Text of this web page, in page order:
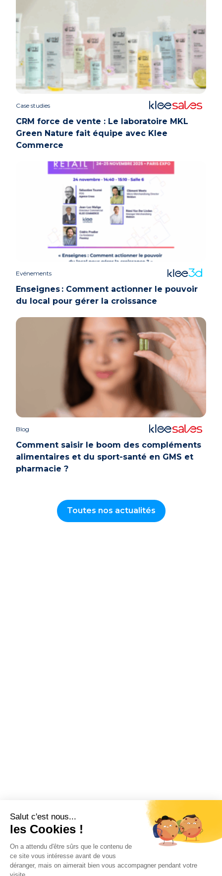
Salut c'est nous...
les Cookies !
On a attendu d'être sûrs que le contenu de
ce site vous intéresse avant de vous
déranger, mais on aimerait bien vous accompagner pendant votre
Case studies
CRM force de vente : Le laboratoire MKL
Green Nature fait équipe avec Klee
Commerce
Evénements
Enseignes : Comment actionner le pouvoir
du local pour gérer la croissance
Blog
Comment saisir le boom des compléments
alimentaires et du sport-santé en GMS et
pharmacie ?
Toutes nos actualités